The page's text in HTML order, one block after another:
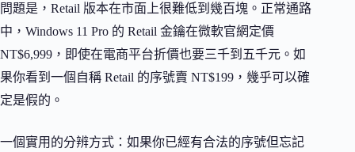
問題是，Retail 版本在市面上很難低到幾百塊。正常通路
中，Windows 11 Pro 的 Retail 金鑰在微軟官網定價
NT$6,999，即使在電商平台折價也要三千到五千元。如
果你看到一個自稱 Retail 的序號賣 NT$199，幾乎可以確
定是假的。
一個實用的分辨方式：如果你已經有合法的序號但忘記